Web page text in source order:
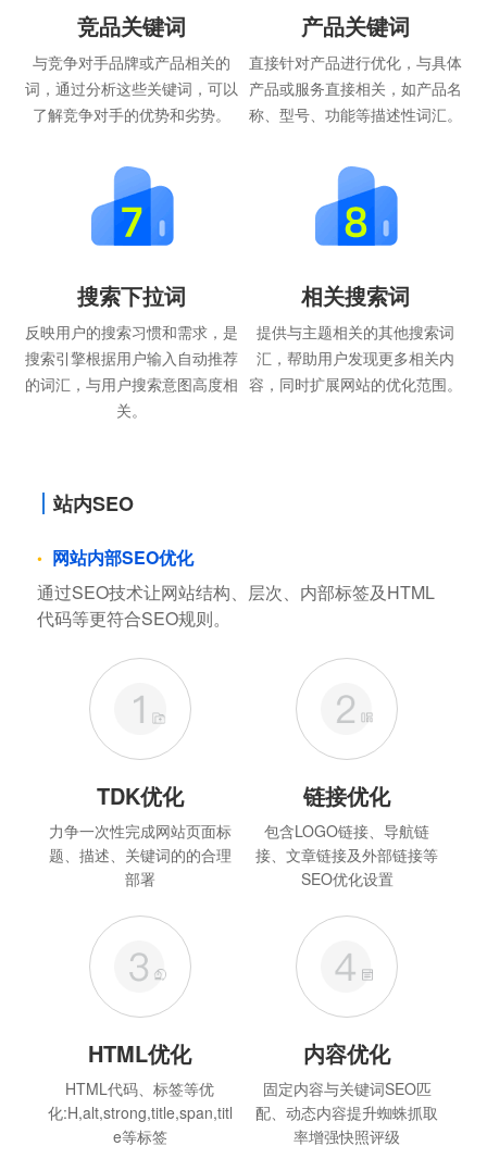
竞品关键词
与竞争对手品牌或产品相关的
词，通过分析这些关键词，可以
了解竞争对手的优势和劣势。
产品关键词
直接针对产品进行优化，与具体
产品或服务直接相关，如产品名
称、型号、功能等描述性词汇。
搜索下拉词
反映用户的搜索习惯和需求，是
搜索引擎根据用户输入自动推荐
的词汇，与用户搜索意图高度相
关。
相关搜索词
提供与主题相关的其他搜索词
汇，帮助用户发现更多相关内
容，同时扩展网站的优化范围。
站内SEO
网站内部SEO优化
通过SEO技术让网站结构、层次、内部标签及HTML
代码等更符合SEO规则。
TDK优化
力争一次性完成网站页面标
题、描述、关键词的的合理
部署
链接优化
包含LOGO链接、导航链
接、文章链接及外部链接等
SEO优化设置
HTML优化
HTML代码、标签等优
化:H,alt,strong,title,span,titl
e等标签
内容优化
固定内容与关键词SEO匹
配、动态内容提升蜘蛛抓取
率增强快照评级